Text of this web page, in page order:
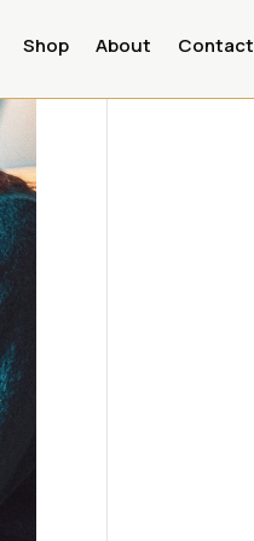
Shop About Contact